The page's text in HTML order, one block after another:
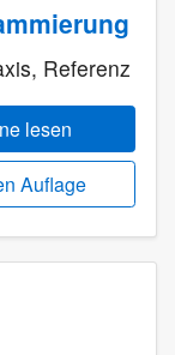
Referenz
lesen
Auflage